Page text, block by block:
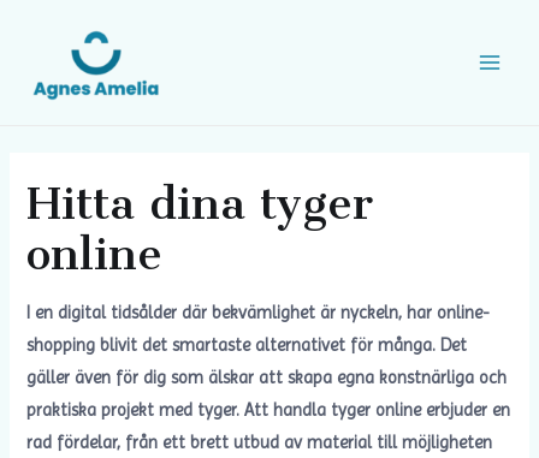
Hitta dina tyger
online
I en digital tidsålder där bekvämlighet är nyckeln, har online-
shopping blivit det smartaste alternativet för många. Det
gäller även för dig som älskar att skapa egna konstnärliga och
praktiska projekt med tyger. Att handla tyger online erbjuder en
rad fördelar, från ett brett utbud av material till möjligheten